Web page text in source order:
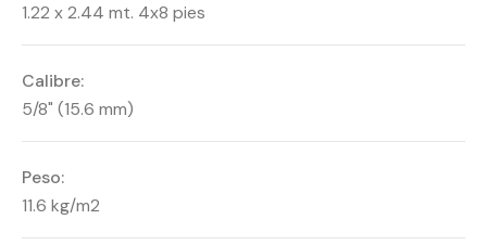
1.22 x 2.44 mt. 4x8 pies
Calibre:
5/8" (15.6 mm)
Peso:
11.6 kg/m2